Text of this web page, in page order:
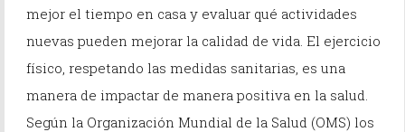
mejor el tiempo en casa y evaluar qué actividades
nuevas pueden mejorar la calidad de vida. El ejercicio
físico, respetando las medidas sanitarias, es una
manera de impactar de manera positiva en la salud.
Según la Organización Mundial de la Salud (OMS) los